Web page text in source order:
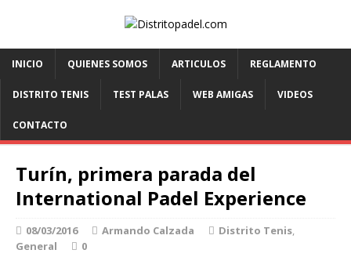
INICIO QUIENES SOMOS ARTICULOS REGLAMENTO
DISTRITO TENIS TEST PALAS WEB AMIGAS VIDEOS
CONTACTO
Turín, primera parada del
International Padel Experience
08/03/2016 Armando Calzada Distrito Tenis,
General
0